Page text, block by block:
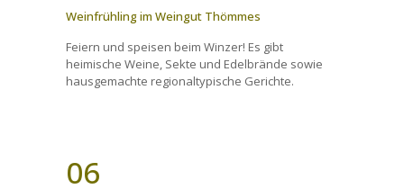
Weinfrühling im Weingut Thömmes
Feiern und speisen beim Winzer! Es gibt
heimische Weine, Sekte und Edelbrände sowie
hausgemachte regionaltypische Gerichte.
06